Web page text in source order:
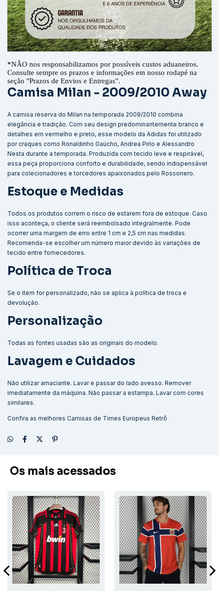
*NÃO nos responsabilizamos por possíveis custos aduaneiros.
Consulte sempre os prazos e informações em nosso rodapé na
seção "Prazos de Envios e Entregas".
Camisa Milan - 2009/2010 Away
A camisa reserva do Milan na temporada 2009/2010 combina
elegância e tradição. Com seu design predominantemente branco e
detalhes em vermelho e preto, esse modelo da Adidas foi utilizado
por craques como Ronaldinho Gaúcho, Andrea Pirlo e Alessandro
Nesta durante a temporada. Produzida com tecido leve e respirável,
essa peça proporciona conforto e durabilidade, sendo indispensável
para colecionadores e torcedores apaixonados pelo Rossonero.
Estoque e Medidas
Todos os produtos correm o risco de estarem fora de estoque. Caso
isso aconteça, o cliente será reembolsado integralmente. Pode
ocorrer uma margem de erro entre 1 cm e 2,5 cm nas medidas.
Recomenda-se escolher um número maior devido às variações de
tecido entre fornecedores.
Política de Troca
Se o item for personalizado, não se aplica à política de troca e
devolução.
Personalização
Todas as fontes usadas são as originais do modelo.
Lavagem e Cuidados
Não utilizar amaciante. Lavar e passar do lado avesso. Remover
imediatamente da máquina. Não passar a estampa. Lavar com cores
similares.
Confira as melhores Camisas de Times Europeus Retrô
Os mais acessados